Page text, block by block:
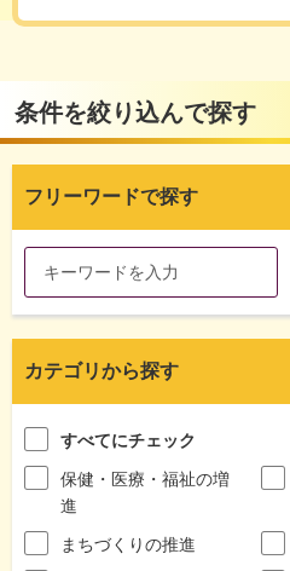
条件を絞り込んで探す
フリーワードで探す
カテゴリから探す
すべてにチェック
保健・医療・福祉の増
進
まちづくりの推進